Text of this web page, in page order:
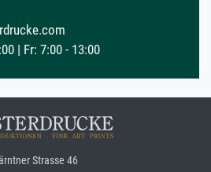
| Fr: 7:00 - 13:00
Strasse 46